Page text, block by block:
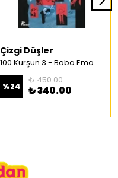
Çizgi Düşler
100 Kurşun 3 - Baba Emaneti Türkçe Çizgi Roman
%24
₺ 450.00
₺ 340.00